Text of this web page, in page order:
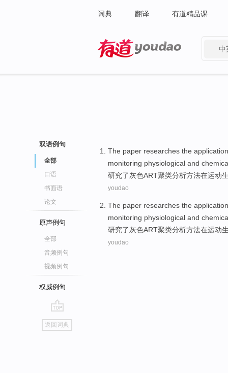
词典 翻译 有道精品课
中
双语例句
全部
口语
书面语
论文
原声例句
全部
音频例句
视频例句
权威例句
go
top
返回词典
The paper researches the application
monitoring physiological and
研究了灰色ART聚类分析方法在运动
youdao
The paper researches the application
monitoring physiological and
研究了灰色ART聚类分析方法在运动
youdao